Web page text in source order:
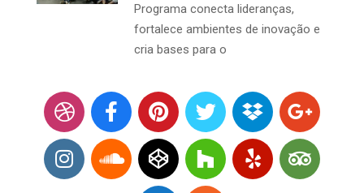
Programa conecta lideranças,
fortalece ambientes de inovação e
cria bases para o